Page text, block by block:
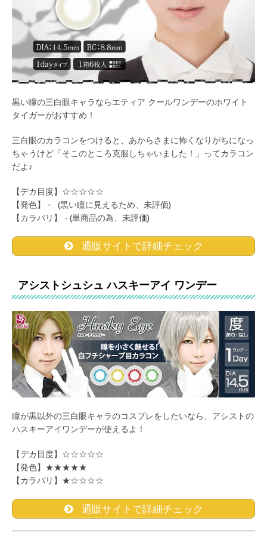
黒い瞳の三白眼キャラならエティア クールワンデーのホワイト
タイガーがおすすめ！
三白眼のカラコンをつけると、あからさまに怖くなりがちになっ
ちゃうけど「そこのところ克服しちゃいました！」ってカラコン
だよ♪
【デカ目度】☆☆☆☆☆
【発色】 - (黒い瞳に見えるため、未評価)
【カラバリ】 - (単商品の為、未評価)
通販サイトで詳細チェック
アシストシュシュ ハスキーアイ ワンデー
瞳が黒以外の三白眼キャラのコスプレをしたいなら、アシストの
ハスキーアイワンデーが使えるよ！
【デカ目度】☆☆☆☆☆
【発色】★★★★★
【カラバリ】★☆☆☆☆
通販サイトで詳細チェック